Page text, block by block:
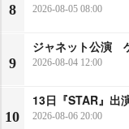
8 2026-08-05 08:00
9
ジャネット公演
2026-08-04 12:00
10
13日『STAR』出
2026-08-06 20:00